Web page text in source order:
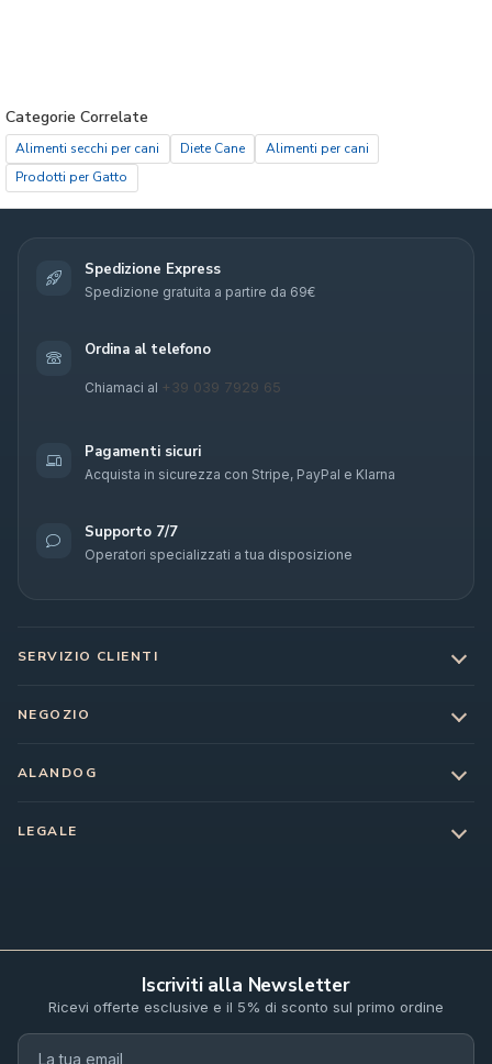
Categorie Correlate
Alimenti secchi per cani Diete Cane
Alimenti per cani
Prodotti per Gatto
Spedizione Express
Spedizione gratuita a partire da 69€
Ordina al telefono
Chiamaci al +39 039 7929 65
Pagamenti sicuri
Acquista in sicurezza con Stripe, PayPal e Klarna
Supporto 7/7
Operatori specializzati a tua disposizione
SERVIZIO CLIENTI
NEGOZIO
ALANDOG
LEGALE
Iscriviti alla Newsletter
Ricevi offerte esclusive e il 5% di sconto sul primo ordine